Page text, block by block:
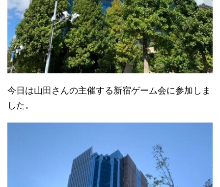
今日は山田さんの主催する新宿ゲーム会に参加しま
した。